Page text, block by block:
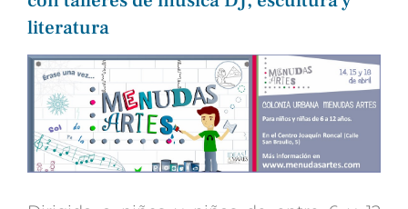
literatura
Ver
imagen
más
grande